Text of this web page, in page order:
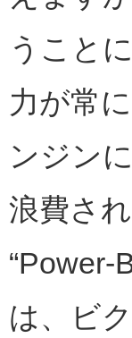
うこと
力が常
ンジン
浪費さ
“Power-
は、ビ